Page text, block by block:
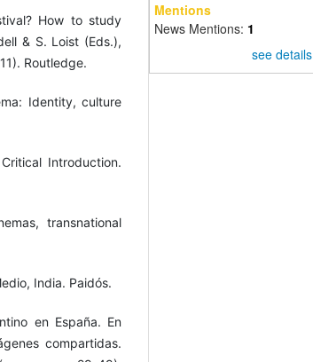
How to study
& S. Loist (Eds.),
Routledge.
Identity, culture
Introduction.
transnational
India. Paidós.
en España. En
compartidas.
Mentions
News Mentions: 1
see details